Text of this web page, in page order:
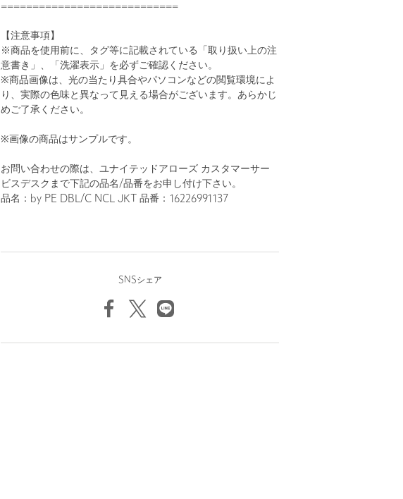
============================
【注意事項】
※商品を使用前に、タグ等に記載されている「取り扱い上の注
意書き」、「洗濯表示」を必ずご確認ください。
※商品画像は、光の当たり具合やパソコンなどの閲覧環境によ
り、実際の色味と異なって見える場合がございます。あらかじ
めご了承ください。
※画像の商品はサンプルです。
お問い合わせの際は、ユナイテッドアローズ カスタマーサー
ビスデスクまで下記の品名/品番をお申し付け下さい。
品名：by PE DBL/C NCL JKT 品番：16226991137
SNSシェア